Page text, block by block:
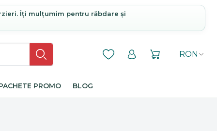
Îți mulțumim pentru răbdare și
RON
PROMO BLOG